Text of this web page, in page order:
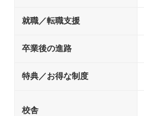
就職／転職支援
卒業後の進路
特典／お得な制度
校舎